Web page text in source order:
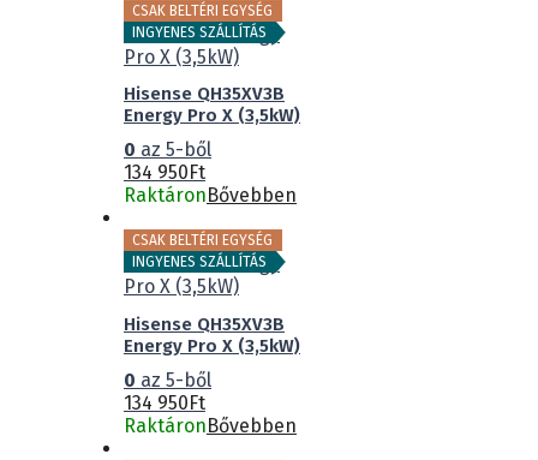
CSAK BELTÉRI EGYSÉG
INGYENES SZÁLLÍTÁS
Hisense QH35XV3B
Energy Pro X (3,5kW)
0 az 5-ből
134 950Ft
RaktáronBővebben
CSAK BELTÉRI EGYSÉG
INGYENES SZÁLLÍTÁS
Hisense QH35XV3B
Energy Pro X (3,5kW)
0 az 5-ből
134 950Ft
RaktáronBővebben